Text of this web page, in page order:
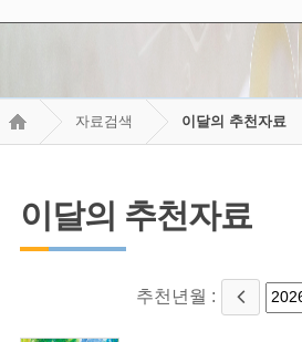
자료검색 이달의 추천자료
이달의 추천자료
추천년월 :